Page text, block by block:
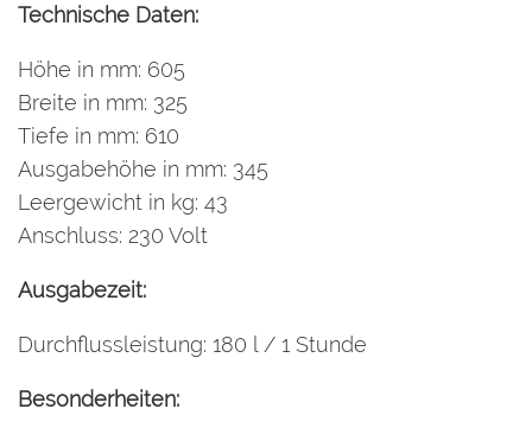
Technische Daten:
Höhe in mm: 605
Breite in mm: 325
Tiefe in mm: 610
Ausgabehöhe in mm: 345
Leergewicht in kg: 43
Anschluss: 230 Volt
Ausgabezeit:
Durchflussleistung: 180 l / 1 Stunde
Besonderheiten: